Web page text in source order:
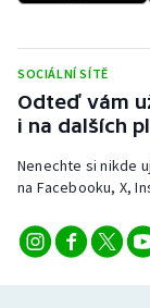
SOCIÁLNÍ SÍTĚ
Odteď vám
i na dalších
Nenechte si nikde
na Facebooku, X,